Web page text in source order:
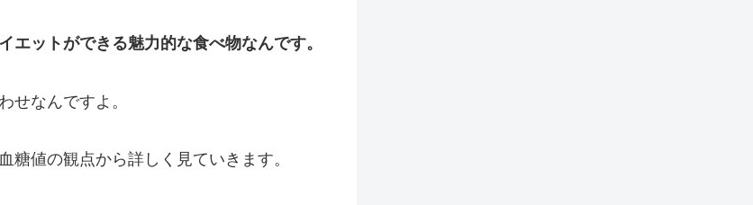
ットができる魅力的な食べ物なんです。
せなんですよ。
糖値の観点から詳しく見ていきます。